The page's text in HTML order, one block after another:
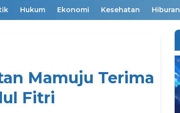
Hukum Ekonomi Kesehatan Hiburan
Mamuju Terima
Fitri